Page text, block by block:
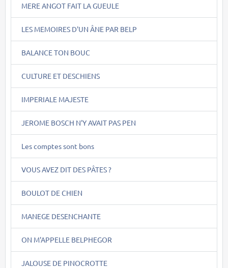
MERE ANGOT FAIT LA GUEULE
LES MEMOIRES D'UN ÂNE PAR BELP
BALANCE TON BOUC
CULTURE ET DESCHIENS
IMPERIALE MAJESTE
JEROME BOSCH N'Y AVAIT PAS PEN
Les comptes sont bons
VOUS AVEZ DIT DES PÂTES ?
BOULOT DE CHIEN
MANEGE DESENCHANTE
ON M'APPELLE BELPHEGOR
JALOUSE DE PINOCROTTE